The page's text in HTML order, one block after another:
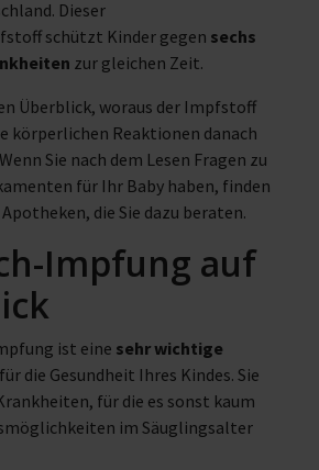
Dieser
schützt Kinder gegen sechs
zur gleichen Zeit.
Überblick, woraus der Impfstoff
körperlichen Reaktionen danach
Sie nach dem Lesen Fragen zu
für Ihr Baby haben, finden
die Sie dazu beraten.
Impfung auf
ist eine sehr wichtige
für die Gesundheit Ihres Kindes. Sie
für die es sonst kaum
im Säuglingsalter